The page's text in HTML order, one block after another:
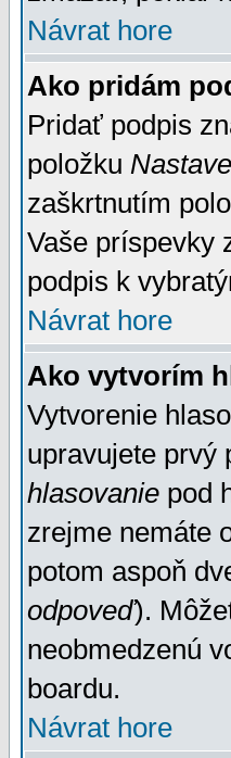
Návrat hore
Ako pridám
Pridať podpis
položku
zaškrtnutím
Vaše príspevky
podpis k
Návrat hore
Ako vytvorím
Vytvorenie
upravujete
hlasovanie pod
zrejme nemáte
potom aspoň
odpoveď).
neobmedzenú
boardu.
Návrat hore